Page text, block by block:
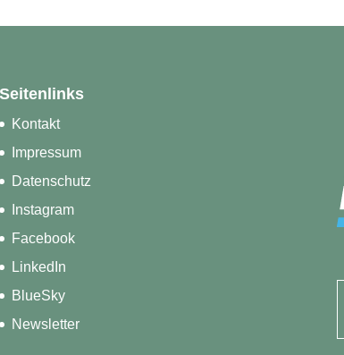
Seitenlinks
Kontakt
Impressum
Datenschutz
Instagram
Facebook
LinkedIn
BlueSky
Newsletter